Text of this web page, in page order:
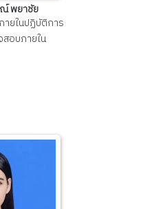
พยาชัย
ยในปฏิบัติการ
อบภายใน